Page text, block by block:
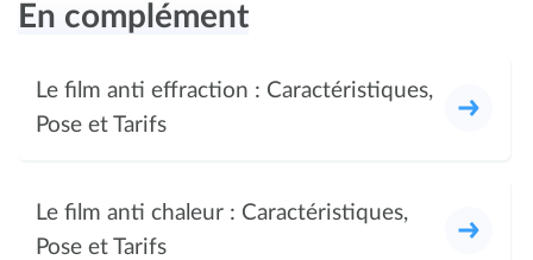
En complément
Le film anti effraction : Caractéristiques,
Pose et Tarifs
Le film anti chaleur : Caractéristiques,
Pose et Tarifs